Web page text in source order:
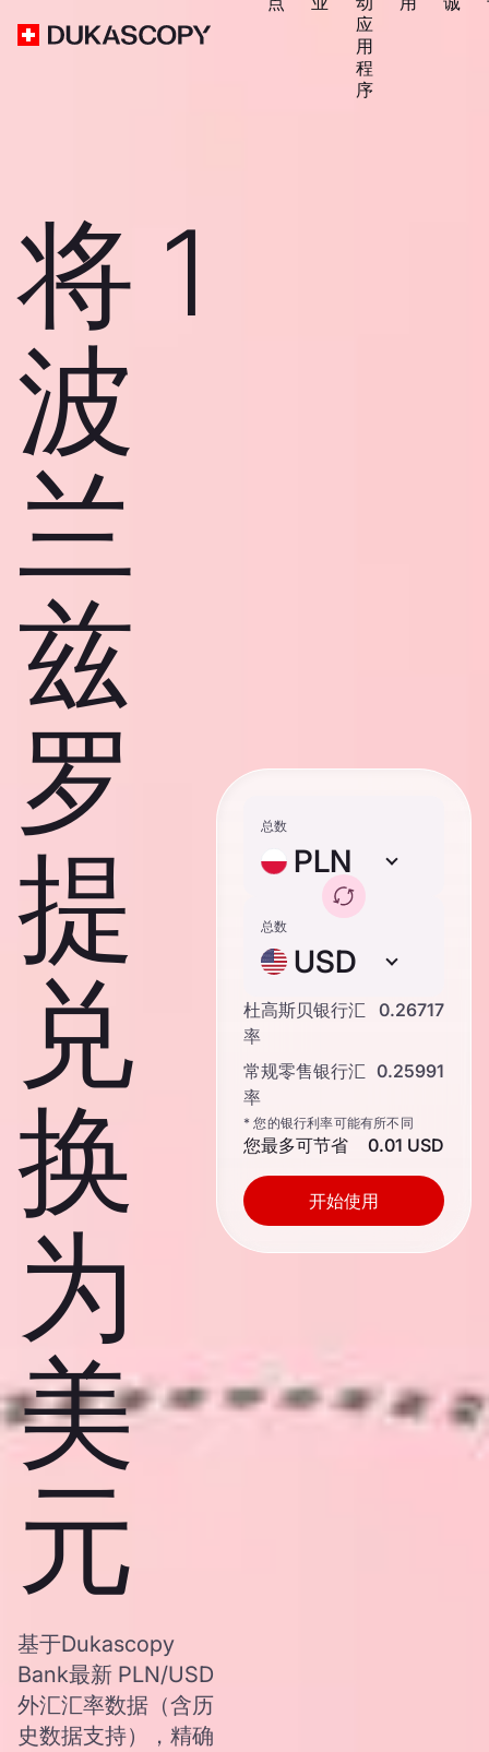
应
用
程
序
将 1
波
兰
兹
罗
提
兑
换
为
美
元
基于Dukascopy
Bank最新 PLN/USD
外汇汇率数据（含历
史数据支持），精确
总数
PLN
总数
USD
杜高斯贝银行汇
率
0.26717
常规零售银行汇
率
0.25991
* 您的银行利率可能有所不同
您最多可节省 0.01 USD
开始使用